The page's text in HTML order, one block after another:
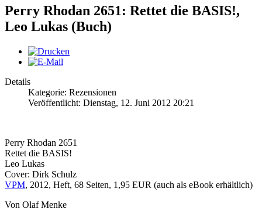
Perry Rhodan 2651: Rettet die BASIS!,
Leo Lukas (Buch)
Details
Kategorie: Rezensionen
Veröffentlicht: Dienstag, 12. Juni 2012 20:21
Perry Rhodan 2651
Rettet die BASIS!
Leo Lukas
Cover: Dirk Schulz
VPM, 2012, Heft, 68 Seiten, 1,95 EUR (auch als eBook erhältlich)
Von Olaf Menke